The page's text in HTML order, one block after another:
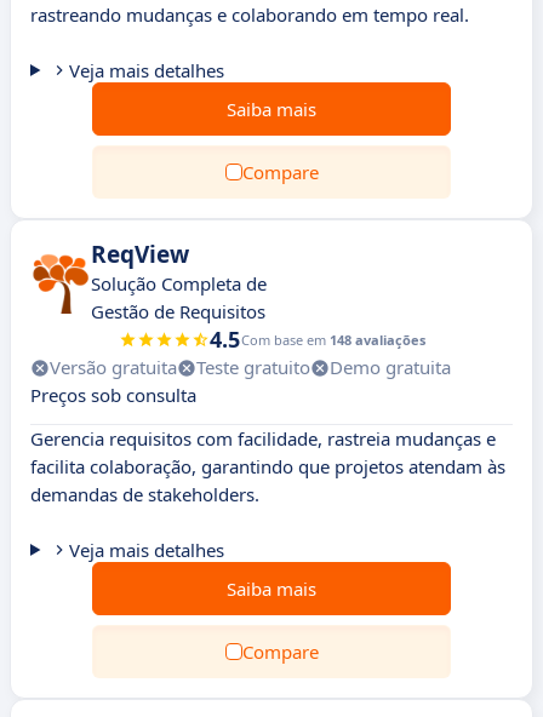
rastreando mudanças e colaborando em tempo real.
Veja mais detalhes
Saiba mais
Compare
ReqView
Solução Completa de
Gestão de Requisitos
4.5Com base em 148 avaliações
Versão gratuita Teste gratuito
Demo gratuita
Preços sob consulta
Gerencia requisitos com facilidade, rastreia mudanças e
facilita colaboração, garantindo que projetos atendam às
demandas de stakeholders.
Veja mais detalhes
Saiba mais
Compare